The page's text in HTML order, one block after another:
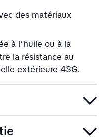
des matériaux
à l’huile ou à la
la résistance au
extérieure 4SG.